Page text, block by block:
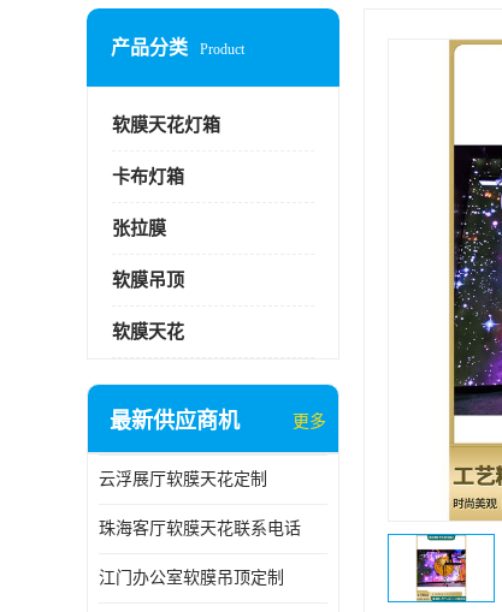
产品分类 Product
软膜天花灯箱
卡布灯箱
张拉膜
软膜吊顶
软膜天花
最新供应商机 更多
云浮展厅软膜天花定制
珠海客厅软膜天花联系电话
江门办公室软膜吊顶定制